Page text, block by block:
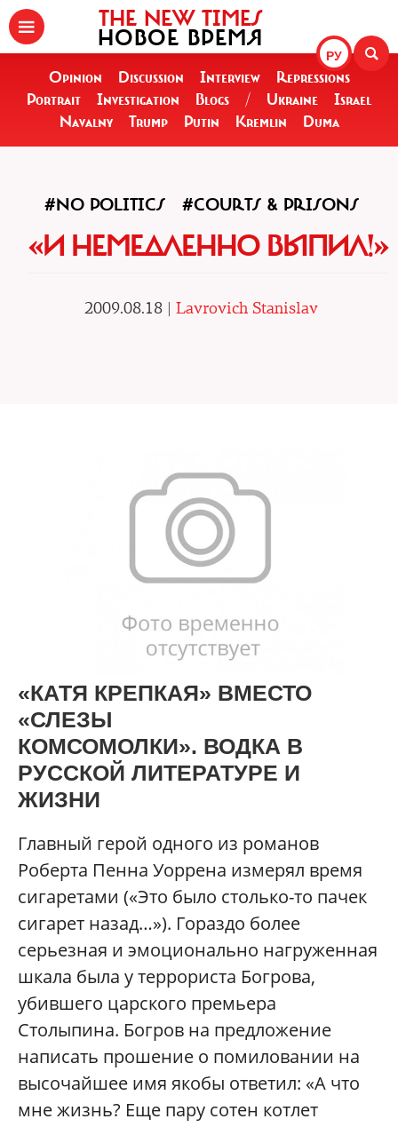
РУ
THE NEW TIMES
НОВОЕ ВРЕМЯ
Opinion Discussion Interview
Repressions
Portrait
Investigation Blogs / Ukraine
Israel
Navalny
Trump Putin Kremlin Duma
#NO POLITICS #COURTS & PRISONS
«И НЕМЕДЛЕННО ВЫПИЛ!»
2009.08.18 | Lavrovich Stanislav
«КАТЯ КРЕПКАЯ» ВМЕСТО
«СЛЕЗЫ
КОМСОМОЛКИ». ВОДКА В
РУССКОЙ ЛИТЕРАТУРЕ И
ЖИЗНИ
Главный герой одного из романов
Роберта Пенна Уоррена измерял время
сигаретами («Это было столько-то пачек
сигарет назад…»). Гораздо более
серьезная и эмоционально нагруженная
шкала была у террориста Богрова,
убившего царского премьера
Столыпина. Богров на предложение
написать прошение о помиловании на
высочайшее имя якобы ответил: «А что
мне жизнь? Еще пару сотен котлет